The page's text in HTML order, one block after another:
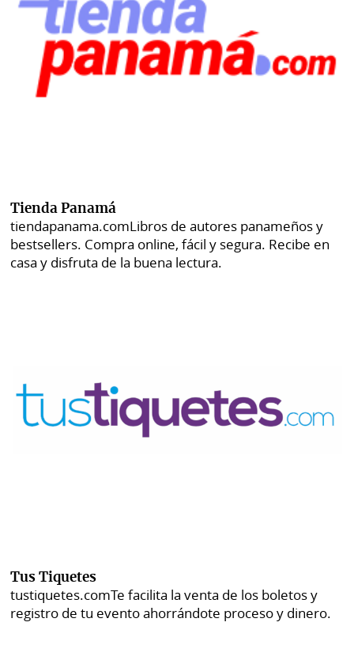
Tienda Panamá
tiendapanama.comLibros de autores panameños y
bestsellers. Compra online, fácil y segura. Recibe en
casa y disfruta de la buena lectura.
Tus Tiquetes
tustiquetes.comTe facilita la venta de los boletos y
registro de tu evento ahorrándote proceso y dinero.